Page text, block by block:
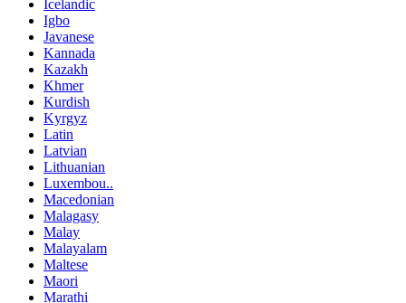
Icelandic
Igbo
Javanese
Kannada
Kazakh
Khmer
Kurdish
Kyrgyz
Latin
Latvian
Lithuanian
Luxembou..
Macedonian
Malagasy
Malay
Malayalam
Maltese
Maori
Marathi